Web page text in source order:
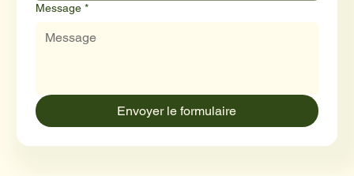
Message *
Envoyer le formulaire